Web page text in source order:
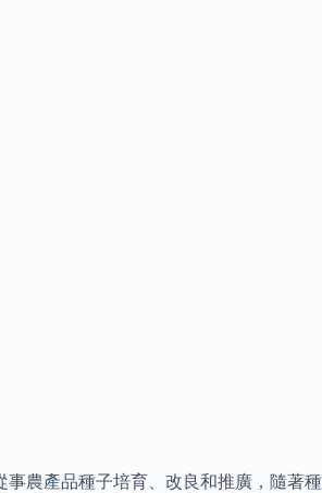
農產品種子培育、改良和推廣，隨著種